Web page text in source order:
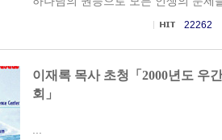
22262
이재록 목사 초청「2000년도 우
회」